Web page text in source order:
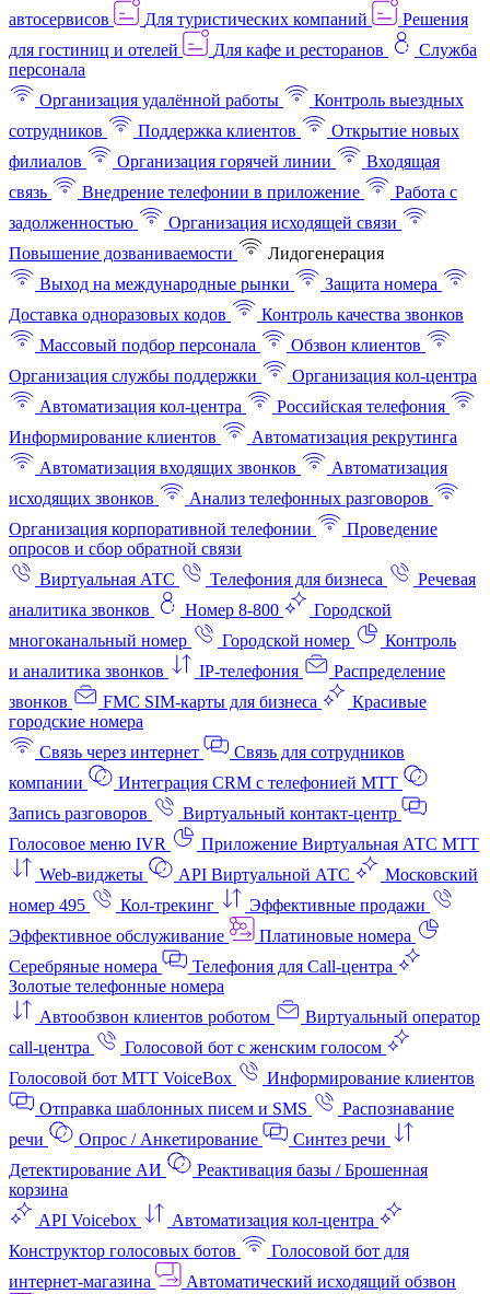
автосервисов
Для туристических компаний
Решения
для гостиниц и отелей
Для кафе и ресторанов
Служба
персонала
Организация удалённой работы
Контроль выездных
сотрудников
Поддержка клиентов
Открытие новых
филиалов
Организация горячей линии
Входящая
связь
Внедрение телефонии в приложение
Работа с
задолженностью
Организация исходящей связи
Повышение дозваниваемости
Лидогенерация
Выход на международные рынки
Защита номера
Доставка одноразовых кодов
Контроль качества звонков
Массовый подбор персонала
Обзвон клиентов
Организация службы поддержки
Организация кол-центра
Автоматизация кол-центра
Российская телефония
Информирование клиентов
Автоматизация рекрутинга
Автоматизация входящих звонков
Автоматизация
исходящих звонков
Анализ телефонных разговоров
Организация корпоративной телефонии
Проведение
опросов и сбор обратной связи
Виртуальная АТС
Телефония для бизнеса
Речевая
аналитика звонков
Номер 8-800
Городской
многоканальный номер
Городской номер
Контроль
и аналитика звонков
IP-телефония
Распределение
звонков
FMC SIM-карты для бизнеса
Красивые
городские номера
Связь через интернет
Связь для сотрудников
компании
Интеграция CRM с телефонией МТТ
Запись разговоров
Виртуальный контакт‑центр
Голосовое меню IVR
Приложение Виртуальная АТС МТТ
Web-виджеты
API Виртуальной АТС
Московский
номер 495
Кол-трекинг
Эффективные продажи
Эффективное обслуживание
Платиновые номера
Серебряные номера
Телефония для Call-центра
Золотые телефонные номера
Автообзвон клиентов роботом
Виртуальный оператор
call-центра
Голосовой бот с женским голосом
Голосовой бот МТТ VoiceBox
Информирование клиентов
Отправка шаблонных писем и SMS
Распознавание
речи
Опрос / Анкетирование
Синтез речи
Детектирование АИ
Реактивация базы / Брошенная
корзина
API Voicebox
Автоматизация кол‑центра
Конструктор голосовых ботов
Голосовой бот для
интернет‑магазина
Автоматический исходящий обзвон